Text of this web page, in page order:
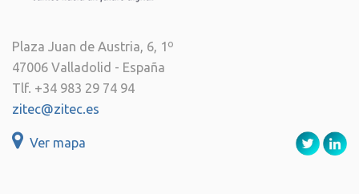
Plaza Juan de Austria, 6, 1º
47006 Valladolid - España
Tlf. +34 983 29 74 94
zitec@zitec.es
Ver mapa